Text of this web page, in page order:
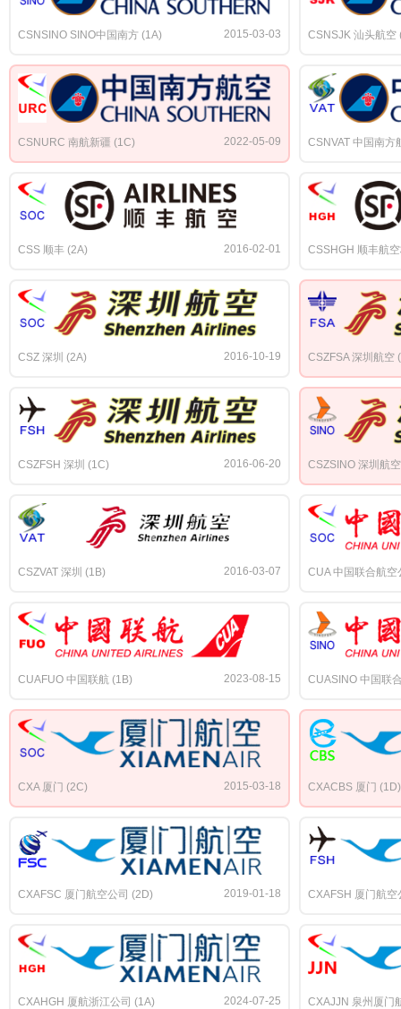
CSNSINO SINO中国南方 (1A) 2015-03-03 CSNSJK 汕头航空
CSNURC 南航新疆 (1C) 2022-05-09 CSNVAT 中国南方
CSS 顺丰 (2A) 2016-02-01 CSSHGH 顺丰航
CSZ 深圳 (2A) 2016-10-19 CSZFSA 深圳航空
CSZFSH 深圳 (1C) 2016-06-20 CSZSINO 深圳航
CSZVAT 深圳 (1B) 2016-03-07 CUA 中国联合航空
CUAFUO 中国联航 (1B) 2023-08-15 CUASINO 中国联
CXA 厦门 (2C) 2015-03-18 CXACBS 厦门 (1D)
CXAFSC 厦门航空公司 (2D) 2019-01-18 CXAFSH 厦门航空
CXAHGH 厦航浙江公司 (1A) 2024-07-25 CXAJJN 泉州厦门